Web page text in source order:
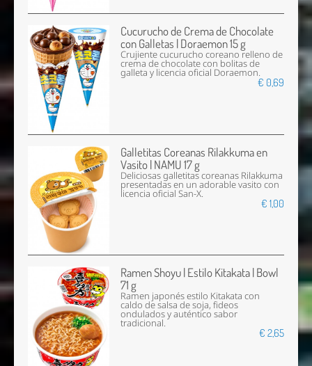
Cucurucho de Crema de Chocolate
con Galletas | Doraemon 15 g
Crujiente cucurucho coreano relleno de
crema de chocolate con bolitas de
galleta y licencia oficial Doraemon.
€ 0,69
Galletitas Coreanas Rilakkuma en
Vasito | NAMU 17 g
Deliciosas galletitas coreanas Rilakkuma
presentadas en un adorable vasito con
licencia oficial San-X.
€ 1,00
Ramen Shoyu | Estilo Kitakata | Bowl
71 g
Ramen japonés estilo Kitakata con
caldo de salsa de soja, fideos
ondulados y auténtico sabor
tradicional.
€ 2,65